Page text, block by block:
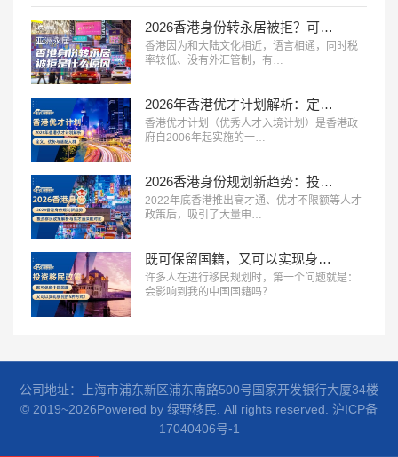
2026香港身份转永居被拒？可能是这些“加分行为”你没做到位
香港因为和大陆文化相近，语言相通，同时税
率较低、没有外汇管制，有…
2026年香港优才计划解析：定义、优势与适配人群
香港优才计划（优秀人才入境计划）是香港政
府自2006年起实施的一…
2026香港身份规划新趋势：投资移民政策解析与高才通深度对比
2022年底香港推出高才通、优才不限额等人才
政策后，吸引了大量申…
既可保留国籍，又可以实现身份获取的5种投资移民方式！
许多人在进行移民规划时，第一个问题就是：
会影响到我的中国国籍吗？…
公司地址：上海市浦东新区浦东南路500号国家开发银行大厦34楼
© 2019~2026Powered by 绿野移民. All rights reserved. 沪ICP备
17040406号-1